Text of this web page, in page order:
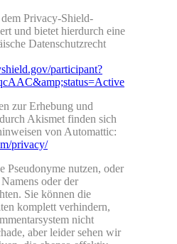
Privacy-Shield-
und bietet hierdurch eine
Datenschutzrecht
participant?
zur Erhebung und
Akismet finden sich
von Automattic:
privacy/
Pseudonyme nutzen, oder
oder der
Sie können die
komplett verhindern,
nicht
aber leider sehen wir